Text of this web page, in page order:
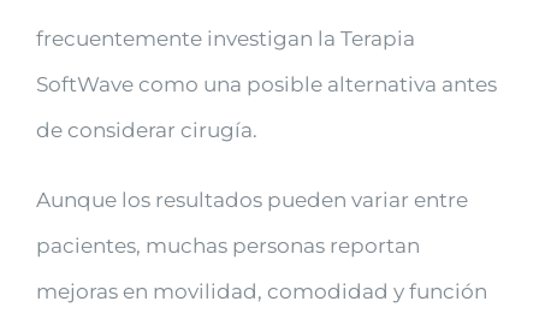
frecuentemente investigan la Terapia
SoftWave como una posible alternativa antes
de considerar cirugía.
Aunque los resultados pueden variar entre
pacientes, muchas personas reportan
mejoras en movilidad, comodidad y función